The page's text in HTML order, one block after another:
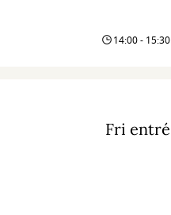
14:00 - 15:30
Fri entré